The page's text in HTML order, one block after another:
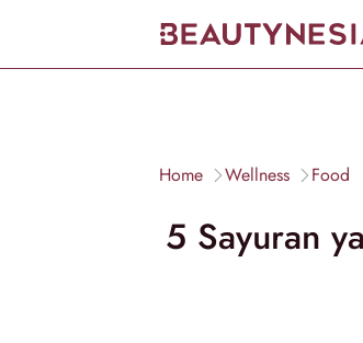
Home Wellness Food
5 Sayuran